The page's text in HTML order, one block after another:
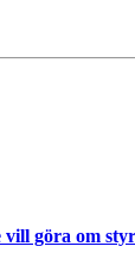
vill göra om